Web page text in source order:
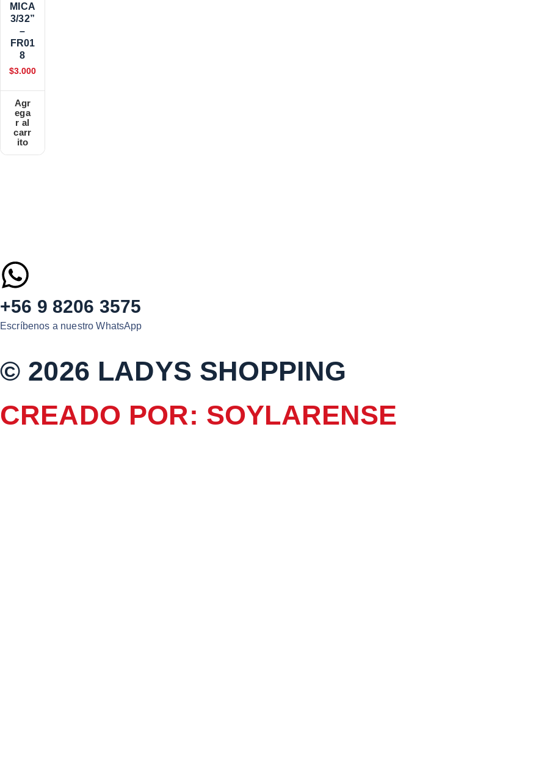
MICA
3/32”
–
FR01
8
$3.000
Agr
ega
r al
carr
ito
+56 9 8206 3575
Escríbenos a nuestro WhatsApp
© 2026 LADYS SHOPPING
CREADO POR: SOYLARENSE